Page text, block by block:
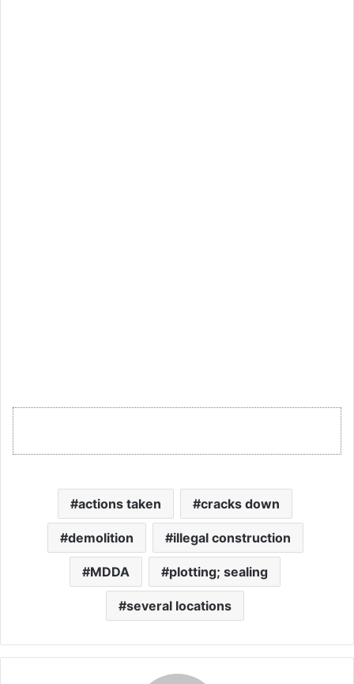
actions taken cracks down
demolition illegal construction
MDDA plotting; sealing
several locations